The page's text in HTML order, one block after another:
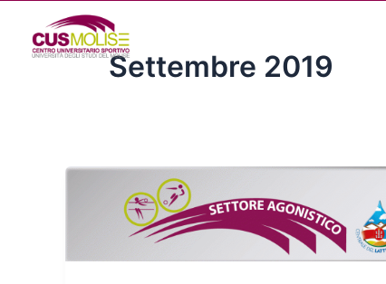
contenuto
Settembre 2019